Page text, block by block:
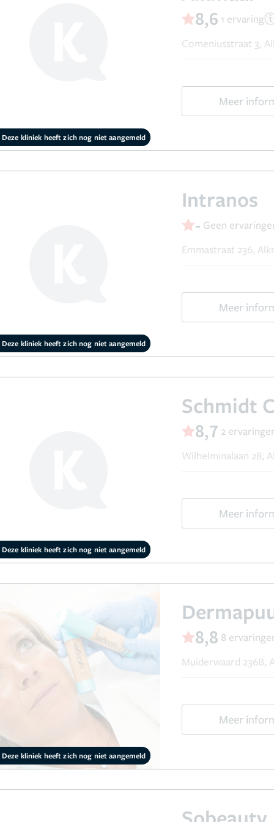
Deze kliniek heeft zich nog niet aangemeld
8,6 1 ervaring
Comeniusstraat 3,
Meer
Deze kliniek heeft zich nog niet aangemeld
Intranos
- Geen
Emmastraat 236,
Meer
Deze kliniek heeft zich nog niet aangemeld
Schmidt
8,7 2
Wilhelminalaan 28,
Meer
Deze kliniek heeft zich nog niet aangemeld
8,8 8
Muiderwaard 236B,
Meer